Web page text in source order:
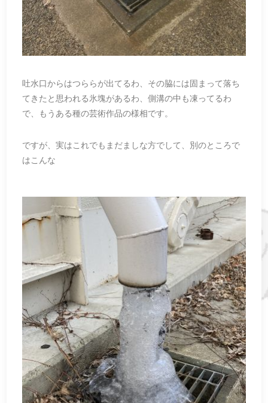
吐水口からはつららが出てるわ、その脇には固まって落ち
てきたと思われる氷塊があるわ、側溝の中も凍ってるわ
で、もうある種の芸術作品の様相です。
ですが、実はこれでもまだましな方でして、別のところで
はこんな